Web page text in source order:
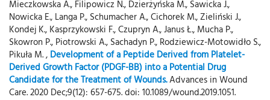
Mieczkowska A., Filipowicz N., Dzierżyńska M., Sawicka J.,
Nowicka E., Langa P., Schumacher A., Cichorek M., Zieliński J.,
Kondej K., Kasprzykowski F., Czupryn A., Janus Ł., Mucha P.,
Skowron P., Piotrowski A., Sachadyn P., Rodziewicz-Motowidło S.,
Pikuła M. , Development of a Peptide Derived from Platelet-
Derived Growth Factor (PDGF-BB) into a Potential Drug
Candidate for the Treatment of Wounds.Advances in Wound
Care. 2020 Dec;9(12): 657-675. doi: 10.1089/wound.2019.1051.